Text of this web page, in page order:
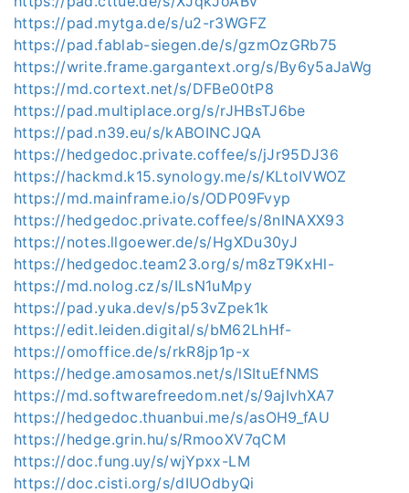
https://pad.mytga.de/s/u2-r3WGFZ
https://pad.fablab-siegen.de/s/gzmOzGRb75
https://write.frame.gargantext.org/s/By6y5aJaWg
https://md.cortext.net/s/DFBe00tP8
https://pad.multiplace.org/s/rJHBsTJ6be
https://pad.n39.eu/s/kABOINCJQA
https://hedgedoc.private.coffee/s/jJr95DJ36
https://hackmd.k15.synology.me/s/KLtoIVWOZ
https://md.mainframe.io/s/ODP09Fvyp
https://hedgedoc.private.coffee/s/8nINAXX93
https://notes.llgoewer.de/s/HgXDu30yJ
https://hedgedoc.team23.org/s/m8zT9KxHl-
https://md.nolog.cz/s/ILsN1uMpy
https://pad.yuka.dev/s/p53vZpek1k
https://edit.leiden.digital/s/bM62LhHf-
https://omoffice.de/s/rkR8jp1p-x
https://hedge.amosamos.net/s/lSItuEfNMS
https://md.softwarefreedom.net/s/9ajIvhXA7
https://hedgedoc.thuanbui.me/s/asOH9_fAU
https://hedge.grin.hu/s/RmooXV7qCM
https://doc.fung.uy/s/wjYpxx-LM
https://doc.cisti.org/s/dIUOdbyQi